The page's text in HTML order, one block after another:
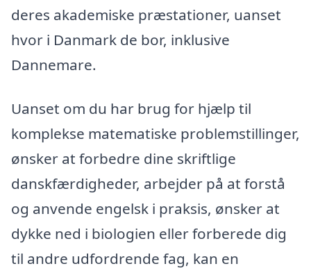
deres akademiske præstationer, uanset
hvor i Danmark de bor, inklusive
Dannemare.
Uanset om du har brug for hjælp til
komplekse matematiske problemstillinger,
ønsker at forbedre dine skriftlige
danskfærdigheder, arbejder på at forstå
og anvende engelsk i praksis, ønsker at
dykke ned i biologien eller forberede dig
til andre udfordrende fag, kan en